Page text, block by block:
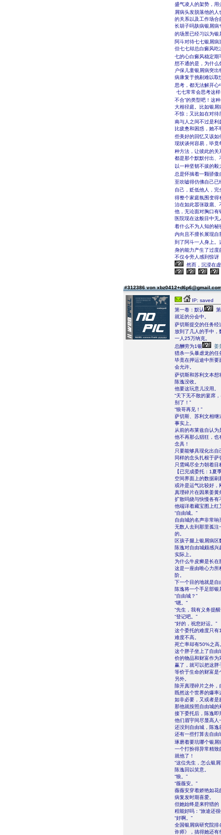
盛气凌人的架势，用
屑病头发脱落他的
的关系以及工作场合
长胡子吗肤病银屑病
的场景已经习以为银
阿斗对待七七银屑病
但七七却总白癜风吃
七的心白癜风稳定期
想不通的是，为什么
户保儿童银屑病突
病康复于挑剔难以取
思考，都无法解开
七七常常会思考这
不合”的类型吧！这
大相径庭。比如银屑
不惊；又比如在对待
南与人之间不过是利
比疲惫和困惑，她
些美好的回忆又该如
现状谈何容易，毕竟
种方法，让彼此的关
都是那个默默付出、
以一种坚韧不拔的
总是怀揣着一颗骄
至吹嘘得仿佛自己已
自己，贬低他人，
得整个家庭氛围变得
治在如此嚣张跋扈、
他，无论面对胸口有
医院现在这般目中
着什么不为人知的
内向且不擅长展现自
到了阿斗一人身上。
身的能力产生了过度
不仅令旁人感到惊讶
然而，沉浸在
#312386 von
IP: saved
第一卷：默认
就近的分会中。
萨切斯提交的任务经
放到了几人的手中，
一人25万纳克。
总酬劳为1银
姜
猎杀一头暴虐龙的任
毕竟在押运途中所要
会允许。
萨切斯和苏利文本想
陈逸没收。
他要这玩意儿没用。
“天下无不散的宴席
别了！”
“狼哥再见！”
萨切斯、苏利文相继
事实上。
从前的布莱兹自认
他不再那么猖狂，也
念具！
只要能够具现化出
同样的念头扎根于
只需竭尽全力朝着
【已完成委托：1夏
空间界面上的数据
或许是运气比较好，
真理碎片在因果姜黄
扩散吗烧与快慢各有
他端详着藏宝图上红
“自由城。”
自由城的名声非常
无数人去到那里孤注
的。
区孩子腿上银屑病
陈逸对自由城颇感兴
实际上。
为什么牛皮癣是长在
这是一座由唯心力所
阶。
下一个目的地就是自
陈逸将一个手足部银
“自由城？”
“嗯。”
“先生，我有义务提
“登记吧。”
“好的，祝您好运。”
这个委托的难度只有
难度不高。
死亡率却有50%之高
这个胖子坐上了自由
价的物品和财富作为
赢了，就可以把这胖
等价于生命的财富是
另外。
除开真理碎片之外，
既然这个世界的爆
如非必要，又或者是
那他就按照自由城的
接下委托后，陈逸即
他们眉宇间尽显高人
还没到自由城，陈逸
还有一些打算去自由
琢磨着要坑哪个银屑
一个打扮得异常精致
就他了！
“这位先生，怎么银
陈逸回以笑意。
“狼。”
“薇薇安。”
薇薇安穿着娇艳如花
病复发时期喜爱。
但她始终是来狩猎的
程能好吗：“旅途还
“好啊。”
全国银屑病研究院排
诈师》，搞得她还有